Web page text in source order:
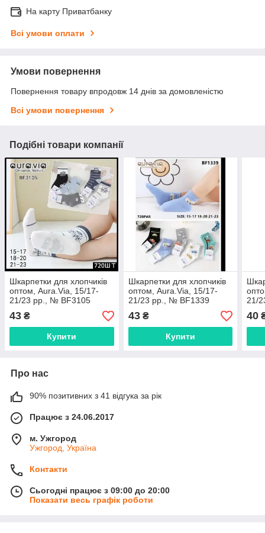
На карту Приватбанку
Всі умови оплати
Умови повернення
Повернення товару впродовж 14 днів за домовленістю
Всі умови повернення
Подібні товари компанії
Шкарпетки для хлопчиків
оптом, Aura.Via, 15/17-
21/23 рр., № BF3105
43 ₴
Купити
Шкарпетки для хлопчиків
оптом, Aura.Via, 15/17-
21/23 рр., № BF1339
43₴
Купити
21/
40
Про нас
90% позитивних з 41 відгука за рік
Працює з 24.06.2017
м. Ужгород
Ужгород, Україна
Контакти
Сьогодні працює з 09:00 до 20:00
Показати весь графік роботи